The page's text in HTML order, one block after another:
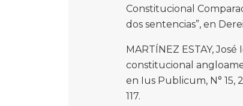
Constitucional
dos sentencias”, en
MARTÍNEZ ESTAY,
constitucional
en Ius Publicum, N° 15,
117.